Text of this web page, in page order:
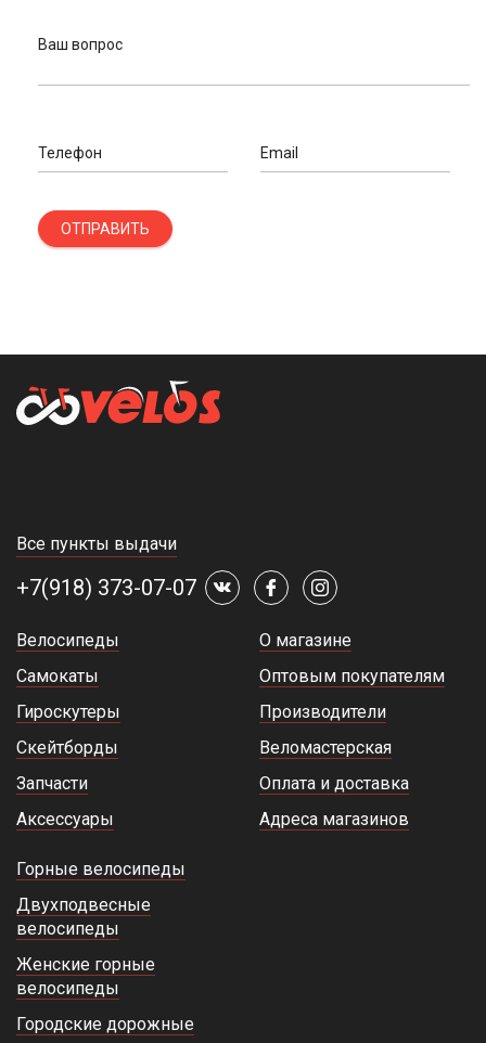
Ваш вопрос
Телефон Email
ОТПРАВИТЬ
Все пункты выдачи
+7(918) 373-07-07
Велосипеды
Самокаты
Гироскутеры
Скейтборды
Запчасти
Аксессуары
О магазине
Оптовым покупателям
Производители
Веломастерская
Оплата и доставка
Адреса магазинов
Горные велосипеды
Двухподвесные
велосипеды
Женские горные
велосипеды
Городские дорожные